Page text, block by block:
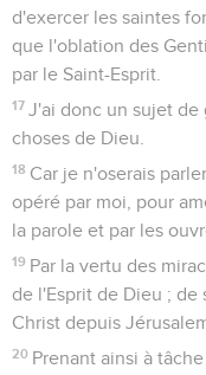
d'exercer les saintes
que l'oblation des
par le Saint-Esprit.
17 J'ai donc un sujet de
choses de Dieu.
18 Car je n'oserais
opéré par moi, pour
la parole et par les
19 Par la vertu des
de l'Esprit de Dieu ;
Christ depuis
20 Prenant ainsi à